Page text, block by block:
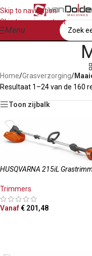
Skip to navigation
Skip to main content
Menu
Home/Grasverzorging/
Resultaat 1–24 van de 160
Toon zijbalk
HUSQVARNA 215iL
Trimmers
Vanaf€ 201,48